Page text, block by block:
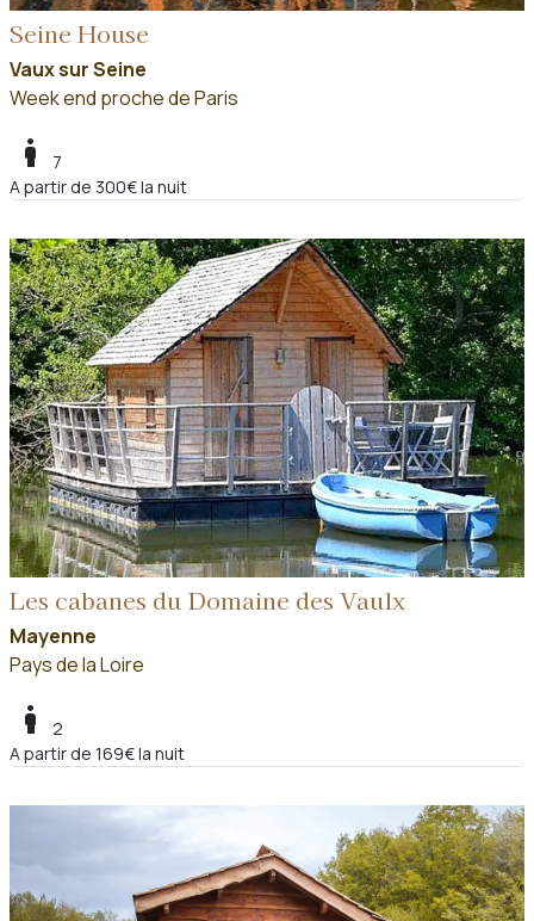
Seine House
Vaux sur Seine
Week end proche de Paris
boy
7
A partir de 300€ la nuit
Les cabanes du Domaine des Vaulx
Mayenne
Pays de la Loire
boy
2
A partir de 169€ la nuit